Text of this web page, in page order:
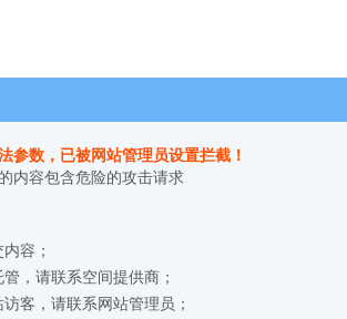
参数，已被网站管理员设置拦截！
内容包含危险的攻击请求
容；
，请联系空间提供商；
客，请联系网站管理员；